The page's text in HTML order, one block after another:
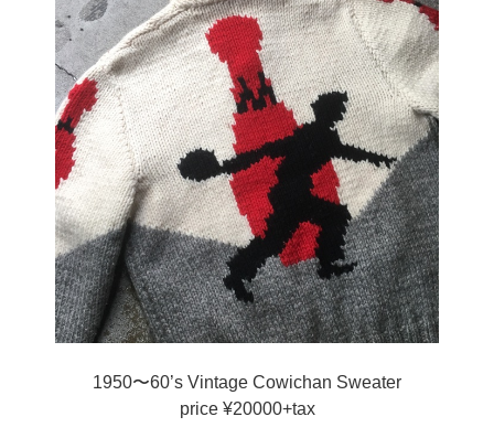
1950〜60’s Vintage Cowichan Sweater
price ¥20000+tax